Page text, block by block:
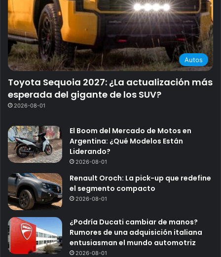
Autos
Toyota Sequoia 2027: ¿La actualización más
esperada del gigante de los SUV?
2026-08-01
El Boom del Mercado de Motos en
Argentina: ¿Qué Modelos Están
Liderando?
2026-08-01
Renault Oroch: La pick-up que redefine
el segmento compacto
2026-08-01
¿Podría Ducati cambiar de manos?
Rumores de una adquisición italiana
entusiasman el mundo automotriz
2026-08-01